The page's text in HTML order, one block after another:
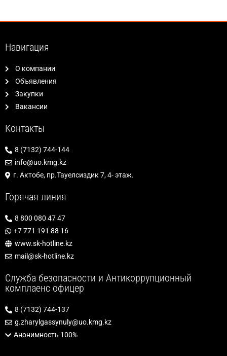
Навигация
О компании
Объявления
Закупки
Вакансии
Контакты
8 (7132) 744-144
info@uo.kmg.kz
г. Актобе, пр.Тауелсиздик 7, 4- этаж.
Горячая линия
8 800 080 47 47
+7 771 191 88 16
www.sk-hotline.kz
mail@sk-hotline.kz
Служба безопасности и Антикоррупционный
комплаенс офицер
8 (7132) 744-137
g.zharylgassynuly@uo.kmg.kz
Анонимность 100%